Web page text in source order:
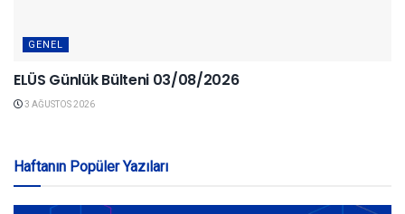
GENEL
ELÜS Günlük Bülteni 03/08/2026
3 AĞUSTOS 2026
Haftanın Popüler Yazıları